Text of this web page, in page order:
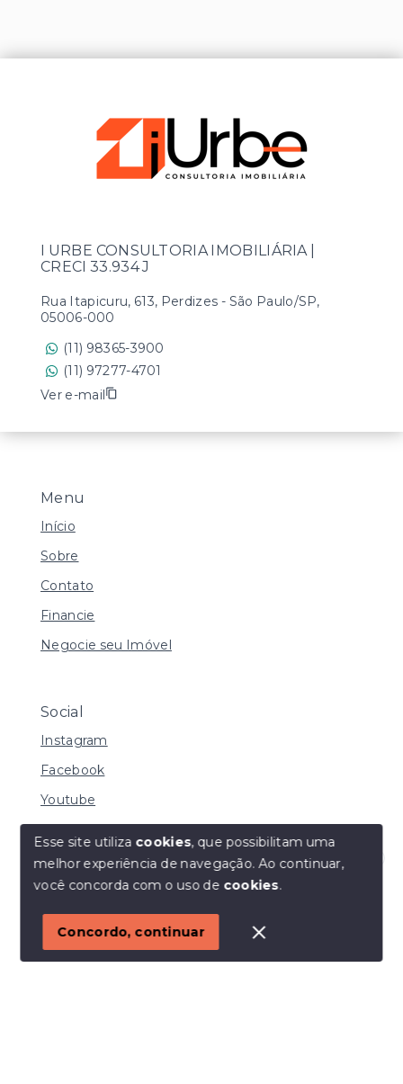
Olá! Estamos disponíveis para te ajudar.
Menu
Início
Sobre
Contato
Financie
Negocie seu Imóvel
Social
Instagram
Facebook
Youtube
© Copyright 2026 - I URBE CONSULTORIA
IMOBILIÁRIA | CRECI 33.934 J - Todos os direitos
SITE PARA IMOBILIARIA
I URBE CONSULTORIA IMOBILIÁRIA |
CRECI 33.934 J
Rua Itapicuru, 613, Perdizes - São Paulo/SP,
05006-000
(11) 98365-3900
(11) 97277-4701
Ver e-mail
Esse site utiliza cookies, que possibilitam uma
melhor experiência de navegação.Ao continuar,
você concorda com o uso de cookies.
Concordo, continuar